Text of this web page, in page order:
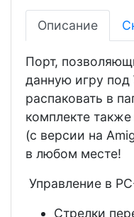
Описание
Порт,
данную игру под
распаковать в
комплекте
(с версии на
в любом месте!
Управление в
Стрелки